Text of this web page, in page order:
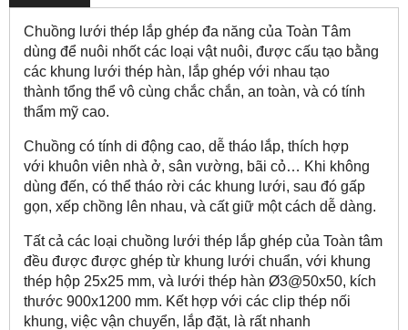
Chuồng lưới thép lắp ghép đa năng của Toàn Tâm
dùng để nuôi nhốt các loại vật nuôi, được cấu tạo bằng
các khung lưới thép hàn, lắp ghép với nhau tạo
thành tổng thể vô cùng chắc chắn, an toàn, và có tính
thẩm mỹ cao.
Chuồng có tính di động cao, dễ tháo lắp, thích hợp
với khuôn viên nhà ở, sân vường, bãi cỏ… Khi không
dùng đến, có thể tháo rời các khung lưới, sau đó gấp
gọn, xếp chồng lên nhau, và cất giữ một cách dễ dàng.
Tất cả các loại chuồng lưới thép lắp ghép của Toàn tâm
đều được được ghép từ khung lưới chuẩn, với khung
thép hộp 25x25 mm, và lưới thép hàn Ø3@50x50, kích
thước 900x1200 mm. Kết hợp với các clip thép nối
khung, việc vận chuyển, lắp đặt, là rất nhanh